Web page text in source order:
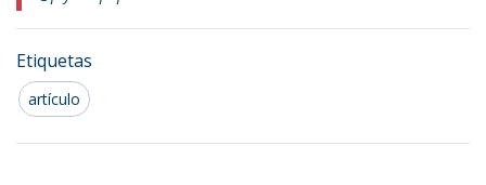
Etiquetas
artículo